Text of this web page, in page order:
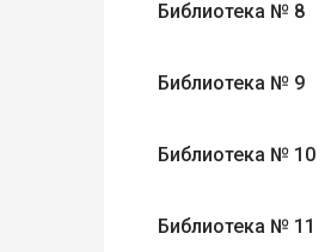
Библиотека № 8
Библиотека № 9
Библиотека № 10
Библиотека № 11